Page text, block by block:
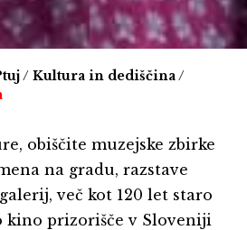
/ Kultura in dediščina/
obiščite muzejske zbirke
na gradu, razstave
več kot 120 let staro
prizorišče v Sloveniji